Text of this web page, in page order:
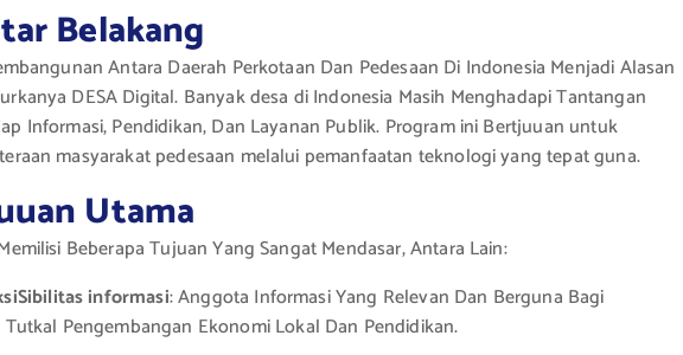
Belakang
Antara Daerah Perkotaan Dan Pedesaan Di Indonesia Menjadi Alasan
DESA Digital. Banyak desa di Indonesia Masih Menghadapi Tantangan
Informasi, Pendidikan, Dan Layanan Publik. Program ini Bertjuuan untuk
masyarakat pedesaan melalui pemanfaatan teknologi yang tepat guna.
Utama
Beberapa Tujuan Yang Sangat Mendasar, Antara Lain:
informasi: Anggota Informasi Yang Relevan Dan Berguna Bagi
Tutkal Pengembangan Ekonomi Lokal Dan Pendidikan.